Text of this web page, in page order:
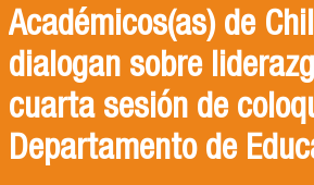
Académicos(as) de
dialogan sobre
cuarta sesión de
Departamento de